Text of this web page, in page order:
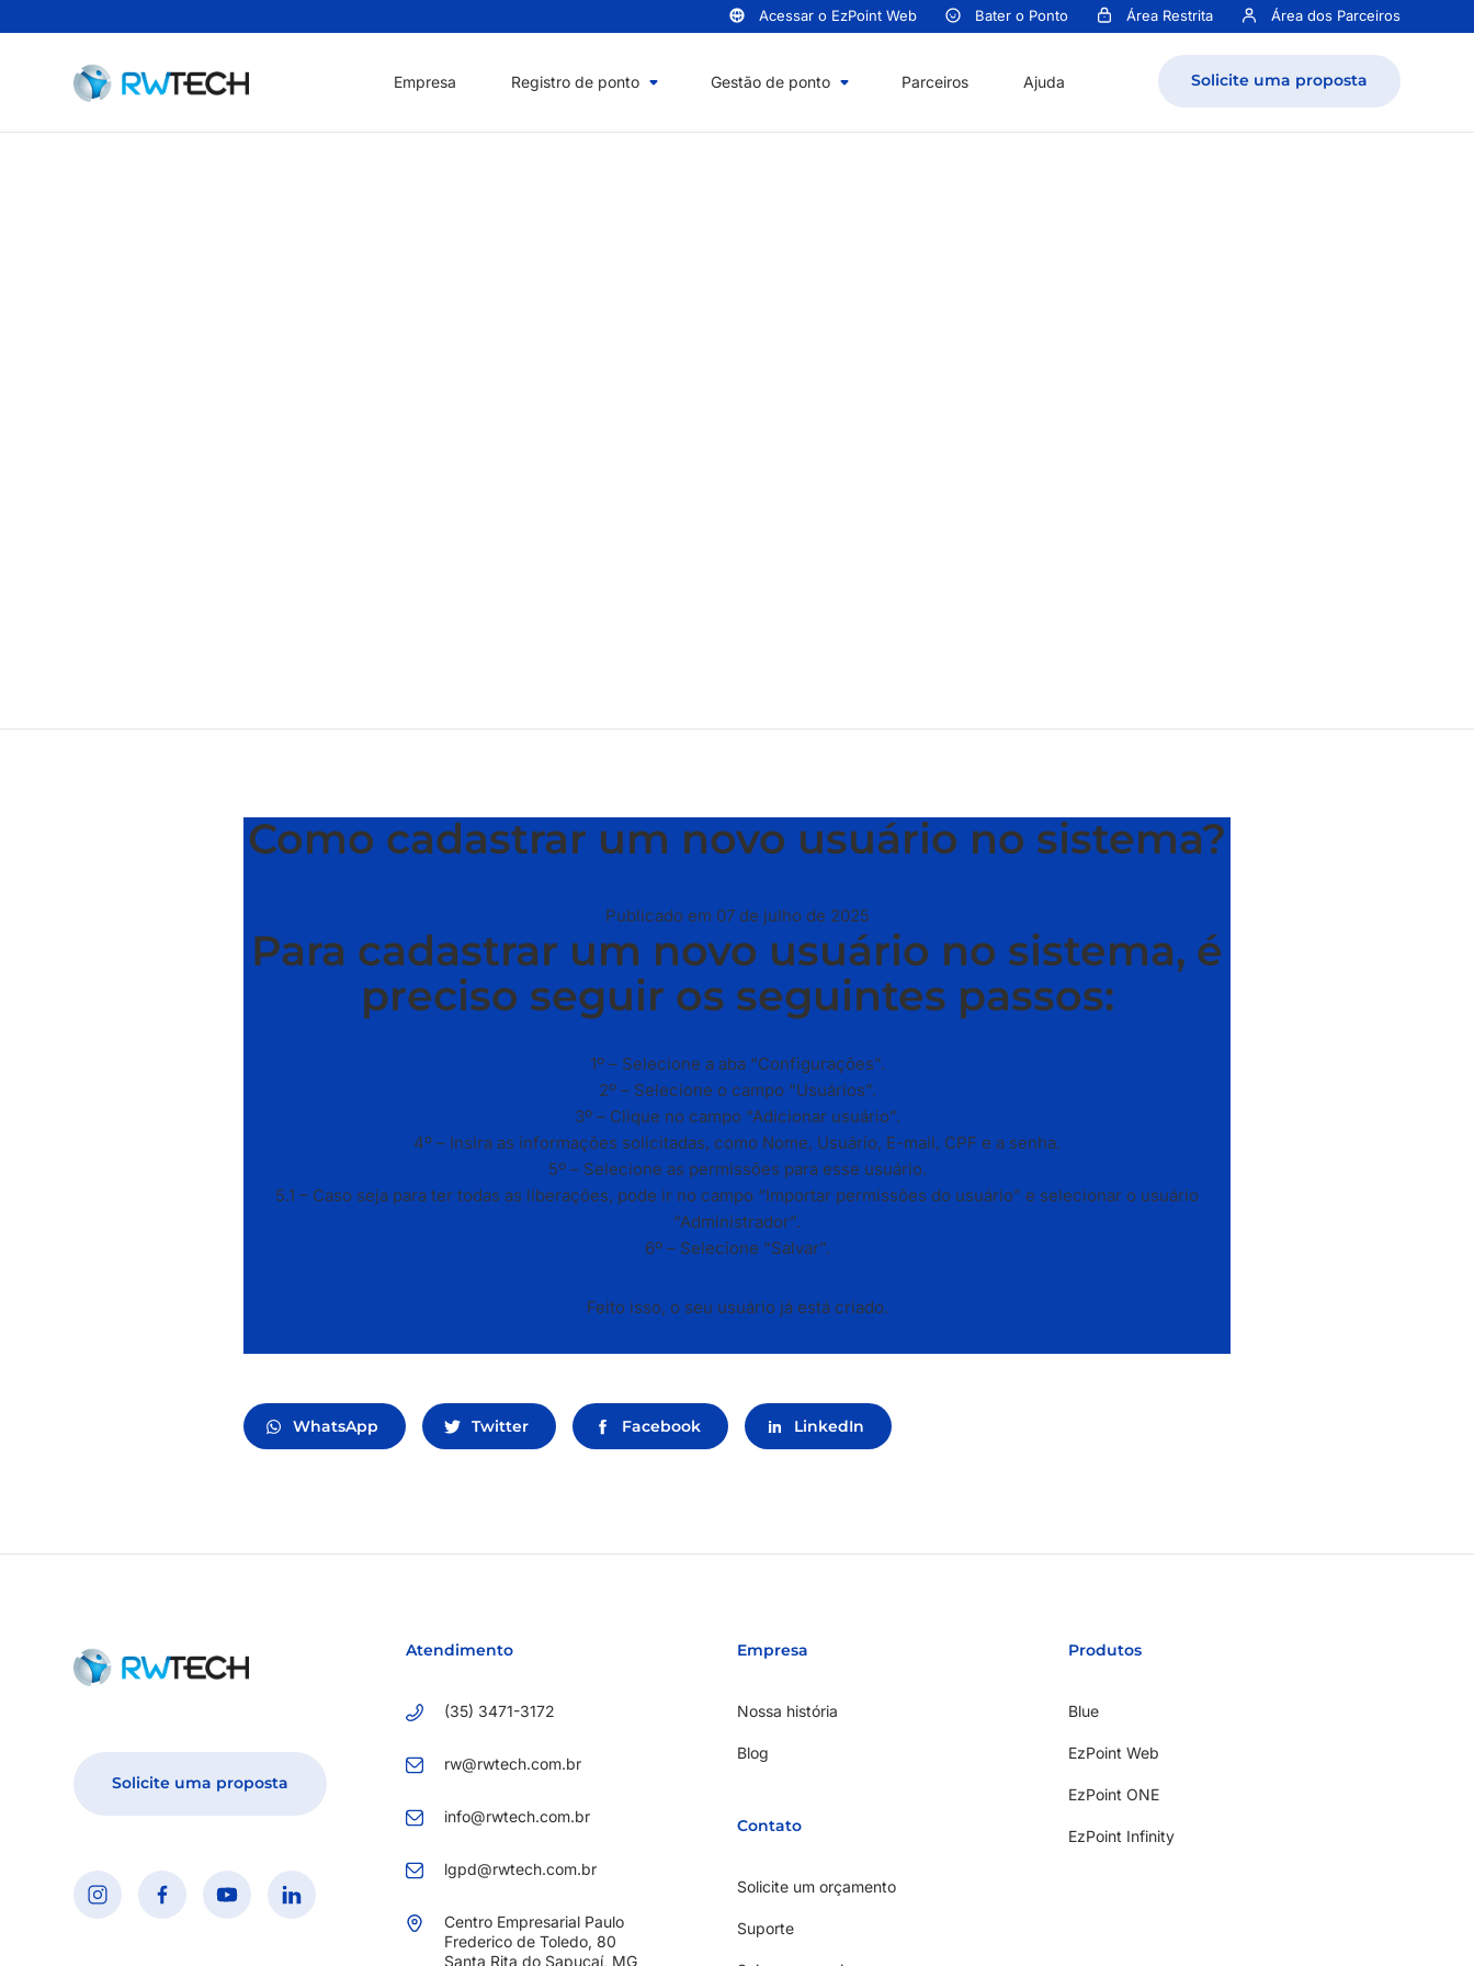
Acessar o EzPoint Web Bater o Ponto Área Restrita Área dos Parceiros
Solicite uma proposta
Empresa Registro de ponto Gestão de ponto Parceiros Ajuda
Como cadastrar um novo usuário no sistema?
Publicado em 07 de julho de 2025
Para cadastrar um novo usuário no sistema, é
preciso seguir os seguintes passos:
1º – Selecione a aba “Configurações”.
2º – Selecione o campo “Usuários”.
3º – Clique no campo “Adicionar usuário”.
4º – Insira as informações solicitadas, como Nome, Usuário, E-mail, CPF e a senha.
5º – Selecione as permissões para esse usuário.
5.1 – Caso seja para ter todas as liberações, pode ir no campo “Importar permissões do usuário” e selecionar o usuário
“Administrador”.
6º – Selecione “Salvar”.
Feito isso, o seu usuário já está criado.
WhatsApp Twitter Facebook LinkedIn
Solicite uma proposta
Atendimento
(35) 3471-3172
rw@rwtech.com.br
info@rwtech.com.br
lgpd@rwtech.com.br
Centro Empresarial Paulo
Frederico de Toledo, 80
Santa Rita do Sapucaí, MG
Empresa
Nossa história
Blog
Contato
Solicite um orçamento
Suporte
Produtos
Blue
EzPoint Web
EzPoint ONE
EzPoint Infinity